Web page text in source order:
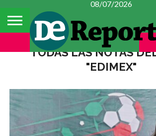
TEMAS
DEL
#CONSTITUYENTE
MÉXICO
METROPOLI
POLICIACA
ESPECTÁCULOS
CULTURA
FINANZAS
CIENCIA Y
TECNOLOGÍA
MUJER
08/07/2026
TODAS LAS NOTAS
"EDIMEX"